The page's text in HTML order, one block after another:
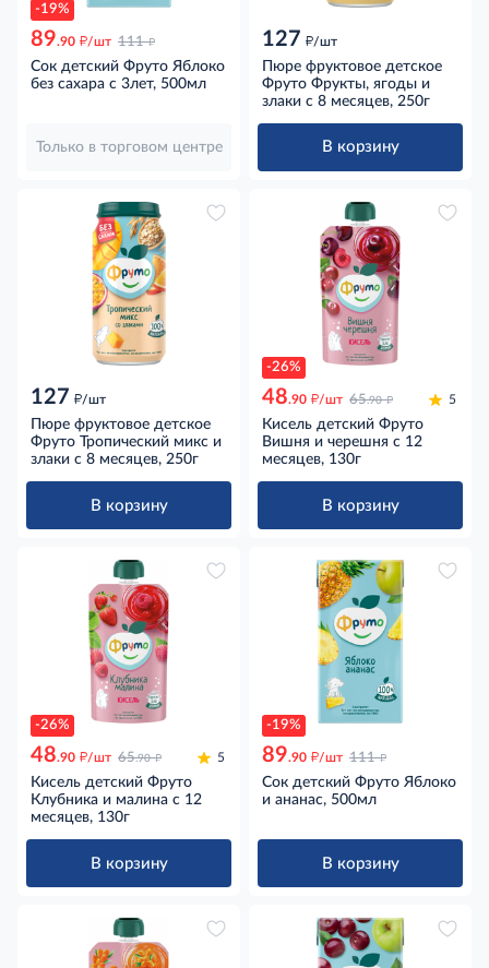
-19%
89.90 д/шт 111 д
Сок детский Фруто Яблоко
без сахара с 3лет, 500мл
Только в торговом центре
127 д/шт
Пюре фруктовое детское
Фруто Фрукты, ягоды и
злаки с 8 месяцев, 250г
В корзину
127 д/шт
Пюре фруктовое детское
Фруто Тропический микс и
злаки с 8 месяцев, 250г
В корзину
-26%
48.90 д/шт 65.90 д 5
Кисель детский Фруто
Вишня и черешня с 12
месяцев, 130г
В корзину
-26%
48.90 д/шт 65.90 д 5
Кисель детский Фруто
Клубника и малина с 12
месяцев, 130г
В корзину
-19%
89.90 д/шт 111 д
Сок детский Фруто Яблоко
и ананас, 500мл
В корзину